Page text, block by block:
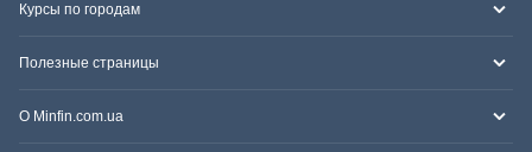
Курсы по городам
Полезные страницы
О Minfin.com.ua